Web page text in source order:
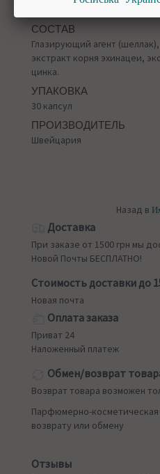
СОСТАВ
Глазирующий агент
экстракт корня эхинацеи,
цинка.
УПАКОВКА
30 капсул
ПРОИЗВОДИТЕЛЬ
Швейцария
Назад в
Доставка
При заказе от 1500 грн мы
Новой Почты БЕСПЛАТНО!
Стоимость доставки до
Новая почта
Оплата заказа
Приват 24
Наложенный платеж
Обмен/возврат
Возврат товара возможен
Парфюмерно-
возврату или обмену
Отзывы